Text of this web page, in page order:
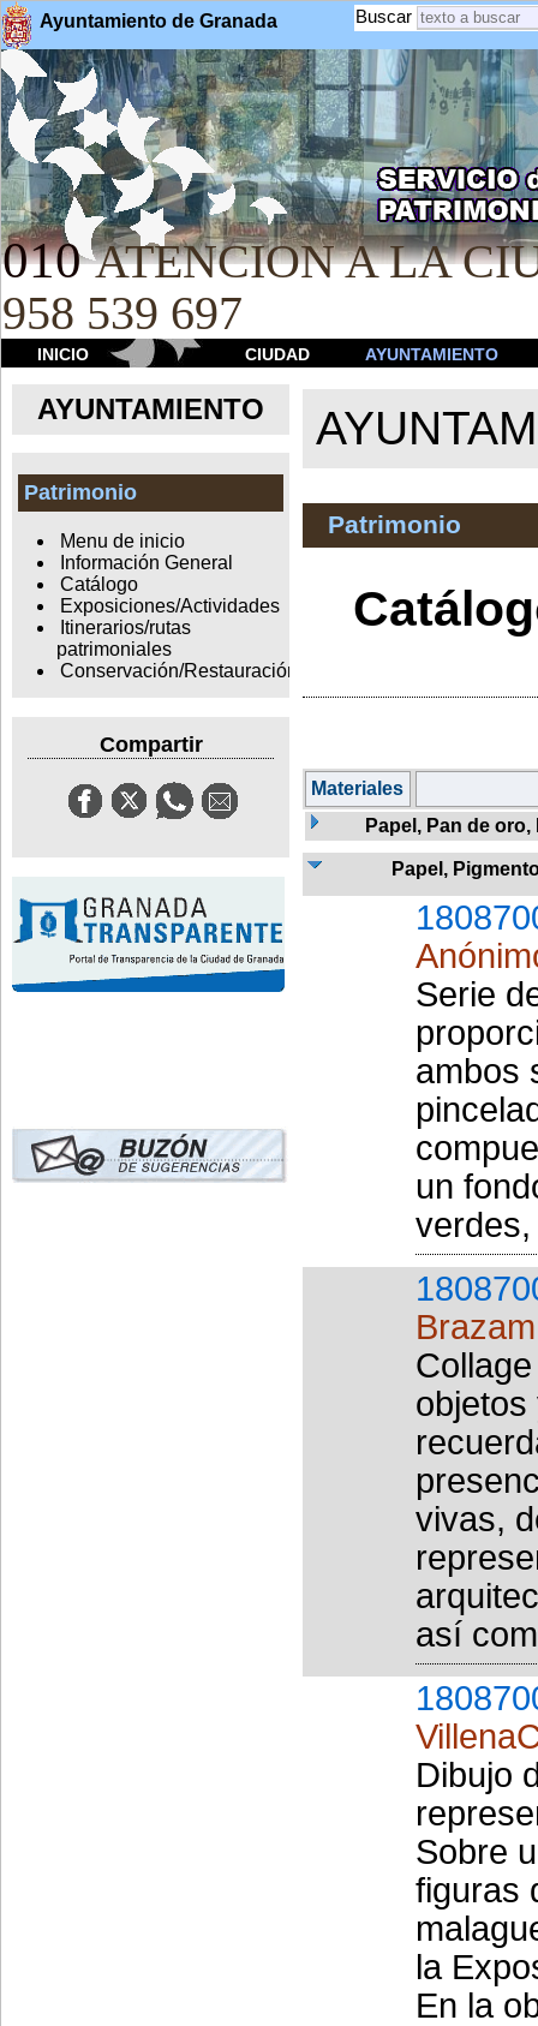
Ayuntamiento de Granada Buscar
010 ATENCION A LA
958 539 697
INICIO CIUDAD AYUNTAMIENTO
AYUNTAMIENTO
Patrimonio
Menu de inicio
Información General
Catálogo
Exposiciones/Actividades
Itinerarios/rutas
patrimoniales
Conservación/Restauración
Compartir
Patrimonio
Materiales
Papel, Pan de oro,
Papel,
Serie
ambos
un
Brazam
objetos
vivas,
así
Dibujo
Sobre
figuras
la
En la